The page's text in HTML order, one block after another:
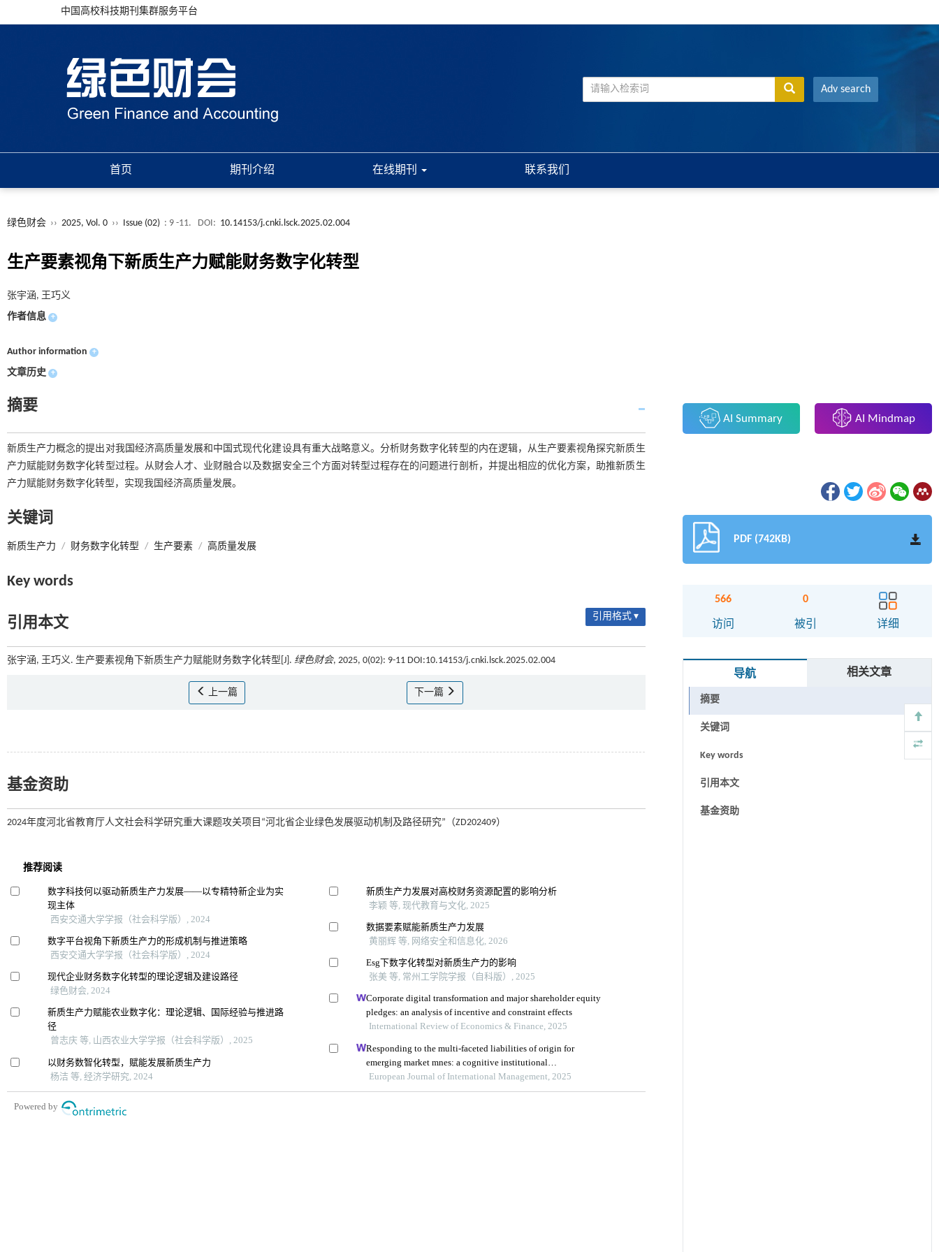
中国高校科技期刊集群服务平台
Adv search
首页 期刊介绍 在线期刊 联系我们
绿色财会 ›› 2025, Vol. 0 ›› Issue (02) : 9 -11. DOI: 10.14153/j.cnki.lsck.2025.02.004
生产要素视角下新质生产力赋能财务数字化转型
张宇涵, 王巧义
作者信息 +
Author information +
文章历史 +
摘要
新质生产力概念的提出对我国经济高质量发展和中国式现代化建设具有重大战略意义。分析财务数字化转型的内在逻辑，从生产要素视角探究新质生
产力赋能财务数字化转型过程。从财会人才、业财融合以及数据安全三个方面对转型过程存在的问题进行剖析，并提出相应的优化方案，助推新质生
产力赋能财务数字化转型，实现我国经济高质量发展。
关键词
新质生产力 / 财务数字化转型 / 生产要素 / 高质量发展
Key words
引用本文 引用格式 ▾
张宇涵, 王巧义. 生产要素视角下新质生产力赋能财务数字化转型[J]. 绿色财会, 2025, 0(02): 9-11 DOI:10.14153/j.cnki.lsck.2025.02.004
上一篇 下一篇
基金资助
2024年度河北省教育厅人文社会科学研究重大课题攻关项目“河北省企业绿色发展驱动机制及路径研究”（ZD202409）
AI Summary AI Mindmap
PDF (742KB)
566
访问
0
被引 详细
导航 相关文章
摘要
关键词
Key words
引用本文
基金资助